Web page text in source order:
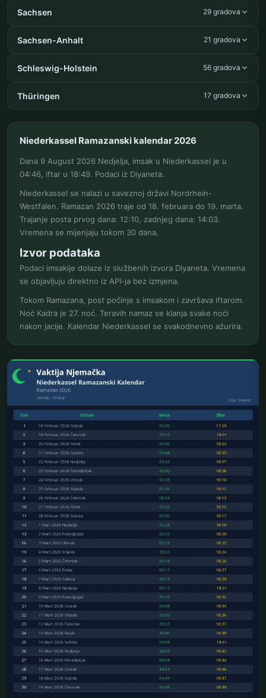
Sachsen 29 gradova
Sachsen-Anhalt 21 gradova
Schleswig-Holstein 56 gradova
Thüringen 17 gradova
Niederkassel Ramazanski kalendar 2026
Dana 9 August 2026 Nedjelja, imsak u Niederkassel je u
04:46, iftar u 18:49. Podaci iz Diyaneta.
Niederkassel se nalazi u saveznoj državi Nordrhein-
Westfalen. Ramazan 2026 traje od 18. februara do 19. marta.
Trajanje posta prvog dana: 12:10, zadnjeg dana: 14:03.
Vremena se mijenjaju tokom 30 dana.
Izvor podataka
Podaci imsakije dolaze iz službenih izvora Diyaneta. Vremena
se objavljuju direktno iz API-ja bez izmjena.
Tokom Ramazana, post počinje s imsakom i završava iftarom.
Noć Kadra je 27. noć. Teravih namaz se klanja svake noći
nakon jacije. Kalendar Niederkassel se svakodnevno ažurira.